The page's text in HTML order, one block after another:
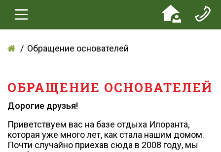
Обращение основателей
ОБРАЩЕНИЕ ОСНОВАТЕЛЕЙ
Дорогие друзья!
Приветствуем вас на базе отдыха Илоранта,
которая уже много лет, как стала нашим домом.
Почти случайно приехав сюда в 2008 году, мы